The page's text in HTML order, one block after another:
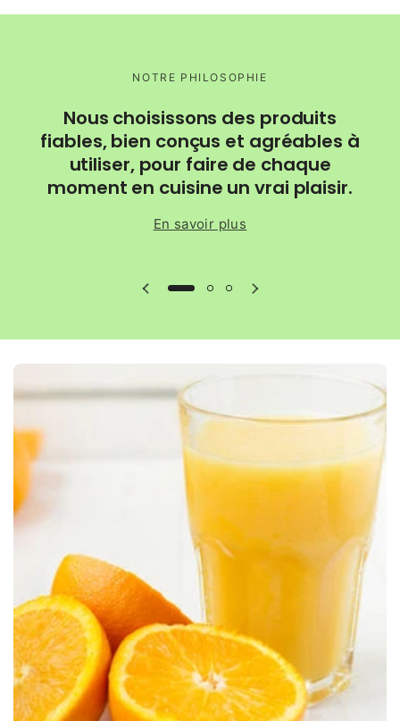
NOTRE PHILOSOPHIE
Nous choisissons des produits
fiables, bien conçus et agréables à
utiliser, pour faire de chaque
moment en cuisine un vrai plaisir.
En savoir plus